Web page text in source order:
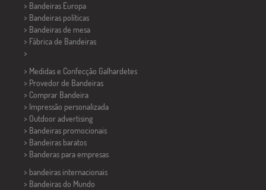
> Bandeiras Europa
> Bandeiras políticas
> Bandeiras de mesa
> Fábrica de Bandeiras
>
> Medidas e Confecção Galhardetes
> Provedor de Bandeiras
> Comprar Bandeira
> Impressão personalizada
> Outdoor advertising
> Bandeiras promocionais
> Bandeiras baratos
> Banderas para empresas
> bandeiras internacionais
> Bandeiras do Mundo